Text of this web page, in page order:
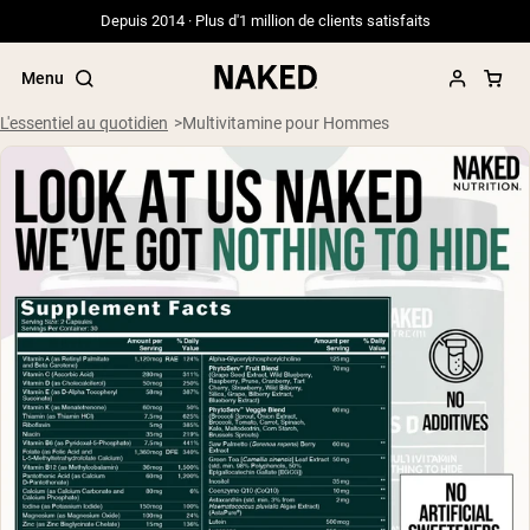
Depuis 2014 · Plus d'1 million de clients satisfaits
Menu
Termes de recherche populaires
”Protein Powder“
”Overnight Oats“
”Vegan protein“
”Collagen“
”Micellar Casein“
PROTÉINES EN POUDRE Meilleure Vente
Whey de vache nourrie à l'herbe
Isolat de lactosérum issu de vaches
nourries à l'herbe
L'essentiel au quotidien Multivitamine pour Hommes